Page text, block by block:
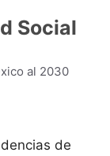
Social
al 2030
de